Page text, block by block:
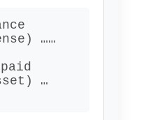
……
…